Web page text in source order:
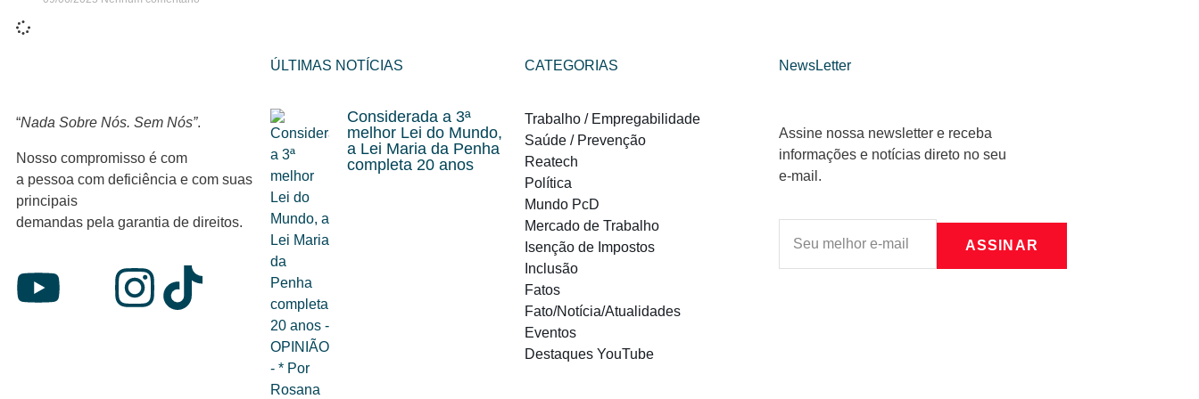
“Nada Sobre Nós. Sem Nós”.
Nosso compromisso é com
a pessoa com deficiência e com suas
principais
demandas pela garantia de direitos.
ÚLTIMAS NOTÍCIAS
Considerada a 3ª
melhor Lei do Mundo,
a Lei Maria da Penha
completa 20 anos
CATEGORIAS
Trabalho / Empregabilidade
Saúde / Prevenção
Reatech
Política
Mundo PcD
Mercado de Trabalho
Isenção de Impostos
Inclusão
Fatos
Fato/Notícia/Atualidades
Eventos
Destaques YouTube
NewsLetter
Assine nossa newsletter e receba
informações e notícias direto no seu
e-mail.
ASSINAR